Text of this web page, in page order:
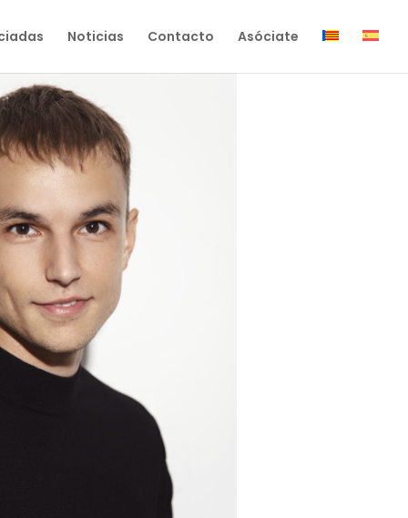
Noticias Contacto Asóciate